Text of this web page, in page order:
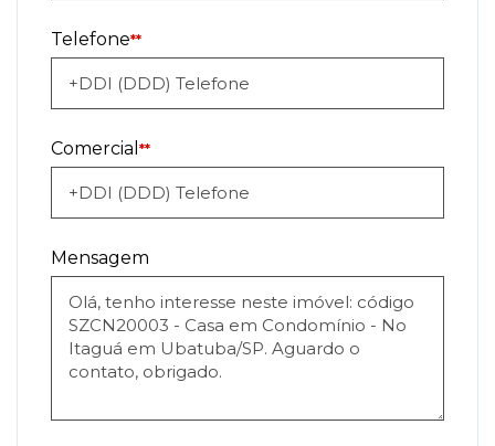
Telefone**
Comercial **
Mensagem